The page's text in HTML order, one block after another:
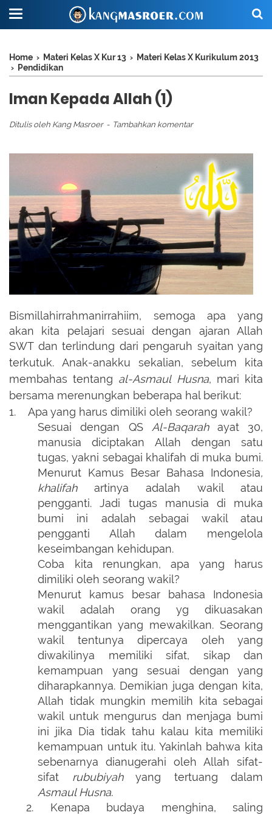
Home › Materi Kelas X Kur 13 › Materi Kelas X Kurikulum 2013
› Pendidikan
Iman Kepada Allah (1)
Ditulis oleh Kang Masroer Tambahkan komentar
Bismillahirrahmanirrahiim, semoga apa yang
akan kita pelajari sesuai dengan ajaran Allah
SWT dan terlindung dari pengaruh syaitan yang
terkutuk. Anak-anakku sekalian, sebelum kita
membahas tentang al-Asmaul Husna, mari kita
bersama merenungkan beberapa hal berikut:
1.
Apa yang harus dimiliki oleh seorang wakil?
Sesuai dengan QS Al-Baqarahayat 30,
manusia diciptakan Allah dengan satu
tugas, yakni sebagai khalifah di muka bumi.
Menurut Kamus Besar Bahasa Indonesia,
khalifahartinya adalah wakil atau
pengganti. Jadi tugas manusia di muka
bumi ini adalah sebagai wakil atau
pengganti Allah dalam mengelola
keseimbangan kehidupan.
Coba kita renungkan, apa yang harus
dimiliki oleh seorang wakil?
Menurut kamus besar bahasa Indonesia
wakil adalah orang yg dikuasakan
menggantikan yang mewakilkan. Seorang
wakil tentunya dipercaya oleh yang
diwakilinya memiliki sifat, sikap dan
kemampuan yang sesuai dengan yang
diharapkannya. Demikian juga dengan kita,
Allah tidak mungkin memilih kita sebagai
wakil untuk mengurus dan menjaga bumi
ini jika Dia tidak tahu kalau kita memiliki
kemampuan untuk itu. Yakinlah bahwa kita
sebenarnya dianugerahi oleh Allah sifat-
sifat rububiyahyang tertuang dalam
Asmaul Husna.
2.
Kenapa budaya menghina, saling